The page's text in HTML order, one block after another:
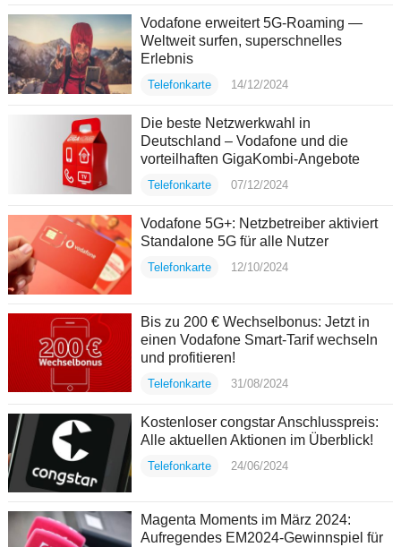
Vodafone erweitert 5G-Roaming —
Weltweit surfen, superschnelles
Erlebnis
Telefonkarte 14/12/2024
Die beste Netzwerkwahl in
Deutschland – Vodafone und die
vorteilhaften GigaKombi-Angebote
Telefonkarte 07/12/2024
Vodafone 5G+: Netzbetreiber aktiviert
Standalone 5G für alle Nutzer
Telefonkarte 12/10/2024
Bis zu 200 € Wechselbonus: Jetzt in
einen Vodafone Smart-Tarif wechseln
und profitieren!
Telefonkarte 31/08/2024
Kostenloser congstar Anschlusspreis:
Alle aktuellen Aktionen im Überblick!
Telefonkarte 24/06/2024
Magenta Moments im März 2024:
Aufregendes EM2024-Gewinnspiel für